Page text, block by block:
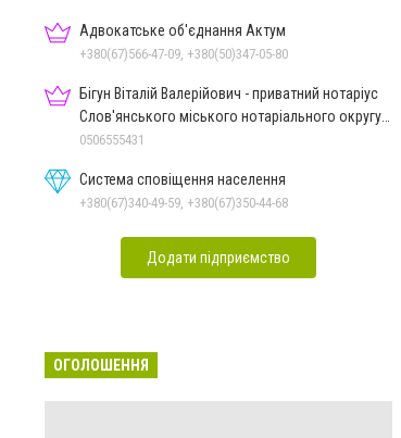
Адвокатське об'єднання Актум
+380(67)566-47-09, +380(50)347-05-80
Бігун Віталій Валерійович - приватний нотаріус
Слов'янського міського нотаріального округу
Дон.обл.
0506555431
Система сповіщення населення
+380(67)340-49-59, +380(67)350-44-68
Додати підприємство
ОГОЛОШЕННЯ